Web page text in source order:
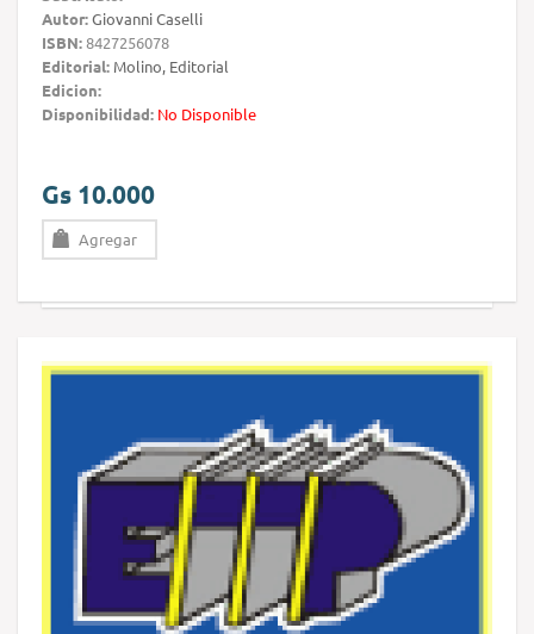
Autor:Giovanni Caselli
ISBN:8427256078
Editorial: Molino, Editorial
Edicion:
Disponibilidad: No Disponible
Gs 10.000
Agregar